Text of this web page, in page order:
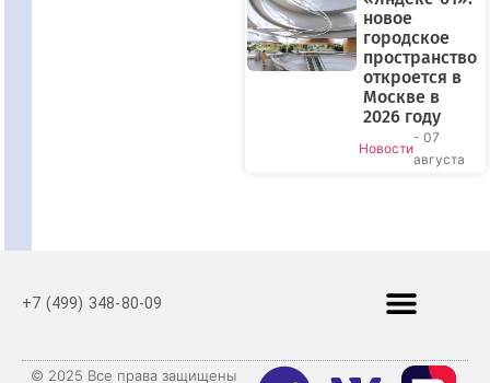
новое
городское
пространство
откроется в
Москве в
2026 году
Новости
- 07
августа
+7 (499) 348-80-09
© 2025 Все права защищены